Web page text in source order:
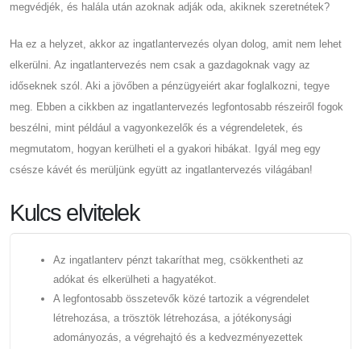
megvédjék, és halála után azoknak adják oda, akiknek szeretnétek?
Ha ez a helyzet, akkor az ingatlantervezés olyan dolog, amit nem lehet
elkerülni. Az ingatlantervezés nem csak a gazdagoknak vagy az
időseknek szól. Aki a jövőben a pénzügyeiért akar foglalkozni, tegye
meg. Ebben a cikkben az ingatlantervezés legfontosabb részeiről fogok
beszélni, mint például a vagyonkezelők és a végrendeletek, és
megmutatom, hogyan kerülheti el a gyakori hibákat. Igyál meg egy
csésze kávét és merüljünk együtt az ingatlantervezés világában!
Kulcs elvitelek
Az ingatlanterv pénzt takaríthat meg, csökkentheti az
adókat és elkerülheti a hagyatékot.
A legfontosabb összetevők közé tartozik a végrendelet
létrehozása, a trösztök létrehozása, a jótékonysági
adományozás, a végrehajtó és a kedvezményezettek